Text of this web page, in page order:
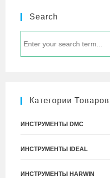
Search
Категории Товаров
ИНСТРУМЕНТЫ DMC
ИНСТРУМЕНТЫ IDEAL
ИНСТРУМЕНТЫ HARWIN